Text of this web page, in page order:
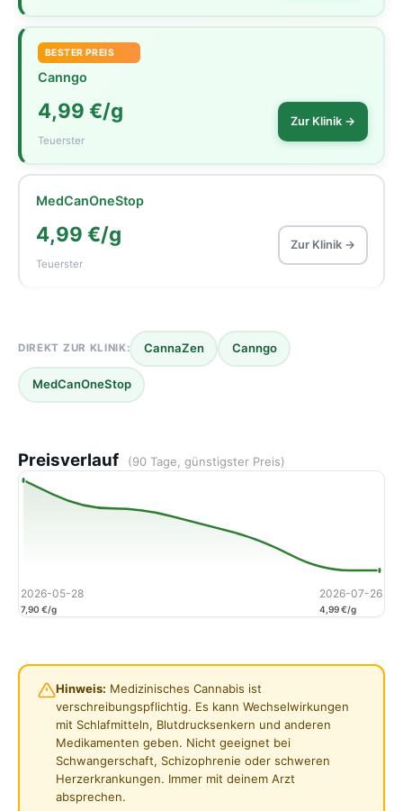
BESTER PREIS
Canngo
4,99 €/g
Teuerster
Zur Klinik →
MedCanOneStop
4,99 €/g
Teuerster
Zur Klinik →
DIREKT ZUR KLINIK: CannaZen Canngo
MedCanOneStop
Preisverlauf (90 Tage, günstigster Preis)
2026-05-28
7,90 €/g
2026-07-26
4,99 €/g
Hinweis: Medizinisches Cannabis ist
verschreibungspflichtig. Es kann Wechselwirkungen
mit Schlafmitteln, Blutdrucksenkern und anderen
Medikamenten geben. Nicht geeignet bei
Schwangerschaft, Schizophrenie oder schweren
Herzerkrankungen. Immer mit deinem Arzt
absprechen.